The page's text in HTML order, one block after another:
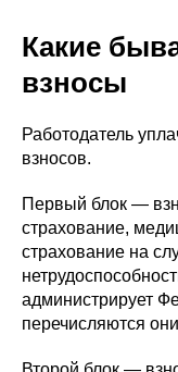
Какие
взносы
Работодатель
взносов.
Первый блок —
страхование,
страхование на
администрирует
перечисляются